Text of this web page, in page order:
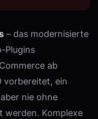
– das modernisierte
Plugins
ab
vorbereitet, ein
nie ohne
werden. Komplexe